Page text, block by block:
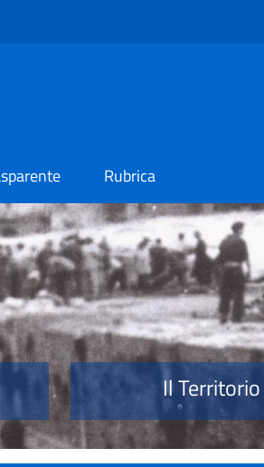
Rubrica
Il Territorio